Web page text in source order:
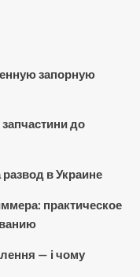
запорную
запчастини до
в Украине
практическое
— і чому